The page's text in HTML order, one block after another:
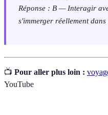
Réponse : B — Interagir
s'immerger réellement
📺 Pour aller plus loin :
YouTube